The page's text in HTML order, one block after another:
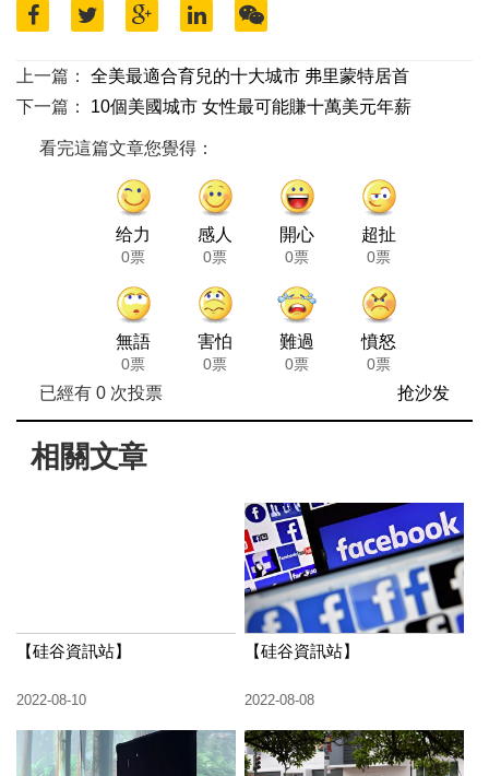
上一篇：
全美最適合育兒的十大城市 弗里蒙特居首
下一篇：
10個美國城市 女性最可能賺十萬美元年薪
看完這篇文章您覺得：
给力
0票
感人
0票
開心
0票
超扯
0票
無語
0票
害怕
0票
難過
0票
憤怒
0票
已經有 0次投票 抢沙发
相關文章
【硅谷資訊站】
2022-08-10
【硅谷資訊站】
2022-08-08